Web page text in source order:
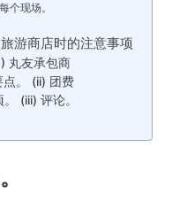
个现场。
游商店时的注意事项
丸友承包商
。 (ii) 团费
(iii) 评论。